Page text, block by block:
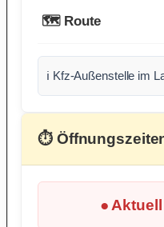
🗺️ Route
ℹ️ Kfz-Außenstelle im
⏱
●